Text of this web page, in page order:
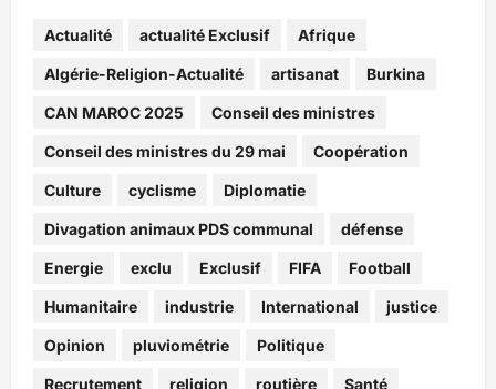
Actualité actualité Exclusif Afrique
Algérie-Religion-Actualité artisanat Burkina
CAN MAROC 2025 Conseil des ministres
Conseil des ministres du 29 mai Coopération
Culture cyclisme Diplomatie
Divagation animaux PDS communal défense
Energie exclu Exclusif FIFA Football
Humanitaire industrie International justice
Opinion pluviométrie Politique
Recrutement religion routière Santé